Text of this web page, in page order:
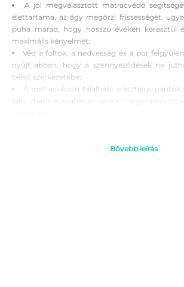
A jól megválasztott matracvédő
élettartama, az ágy megőrzi frissességét,
puha marad, hogy hosszú éveken keresztül
maximális kényelmét;
Véd a foltok, a nedvesség és a por
nyújt abban, hogy a szennyeződések ne
belső szerkezetébe;
A matracvédőn található elasztikus pántok
Bővebb leírás